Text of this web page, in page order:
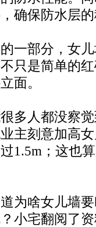
确保防水层
一部分，女
只是简单的
面。
多人都没察
主刻意加高
1.5m；这也
为啥女儿墙
小宅翻阅了